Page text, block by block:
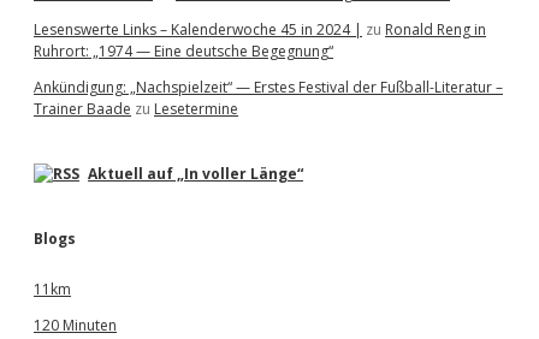
Lesenswerte Links – Kalenderwoche 45 in 2024 | zu Ronald Reng in
Ruhrort: „1974 — Eine deutsche Begegnung“
Ankündigung: „Nachspielzeit“ — Erstes Festival der Fußball-Literatur –
Trainer Baade zu Lesetermine
Aktuell auf „In voller Länge“
Blogs
11km
120 Minuten